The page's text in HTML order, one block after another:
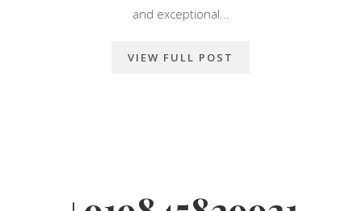
and exceptional...
VIEW FULL POST